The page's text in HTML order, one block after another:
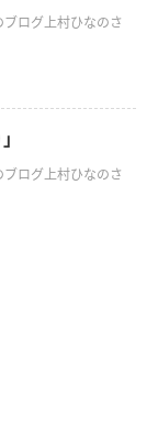
ログ上村ひなのさ
ログ上村ひなのさ